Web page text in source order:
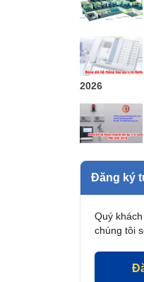
2026
Đăng ký
Quý
chúng tôi